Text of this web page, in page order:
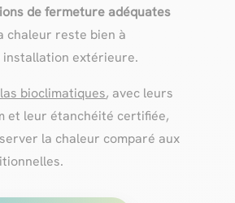
de fermeture adéquates
chaleur reste bien à
extérieure.
bioclimatiques, avec leurs
et leur étanchéité certifiée,
la chaleur comparé aux